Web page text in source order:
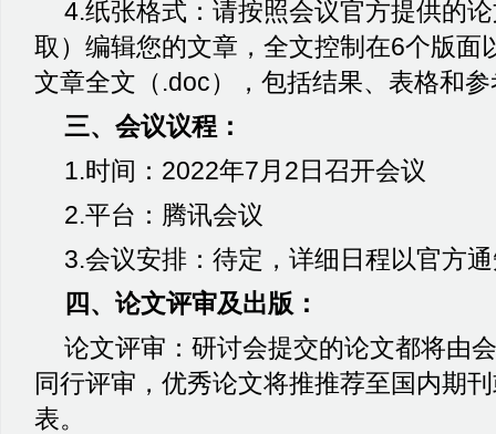
4.纸张格式：请按照会议官方提供的
取）编辑您的文章，全文控制在6个版面
文章全文（.doc），包括结果、表格和
三、会议议程：
1.时间： 2022年7月 2日召开会议
2.平台：腾讯会议
3.会议安排：待定，详细日程以官方
四、论文评审及出版：
论文评审：研讨会提交的论文都将由
同行评审，优秀论文将推推荐至国内期
表。